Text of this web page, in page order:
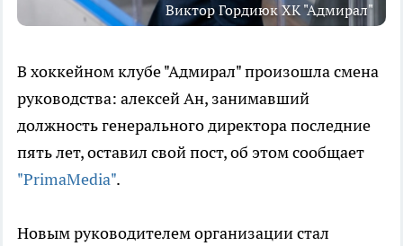
Виктор Гордиюк ХК "Адмирал"
В хоккейном клубе "Адмирал" произошла смена
руководства: алексей Ан, занимавший
должность генерального директора последние
пять лет, оставил свой пост, об этом сообщает
"PrimaMedia".
Новым руководителем организации стал